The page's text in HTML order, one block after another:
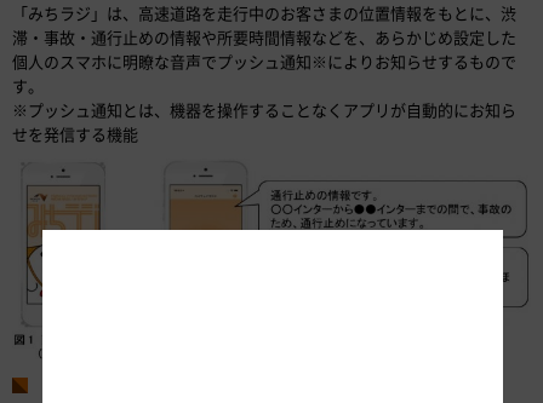
「みちラジ」は、高速道路を走行中のお客さまの位置情報をもとに、渋
滞・事故・通行止めの情報や所要時間情報などを、あらかじめ設定した
個人のスマホに明瞭な音声でプッシュ通知※によりお知らせするもので
す。
※プッシュ通知とは、機器を操作することなくアプリが自動的にお知ら
せを発信する機能